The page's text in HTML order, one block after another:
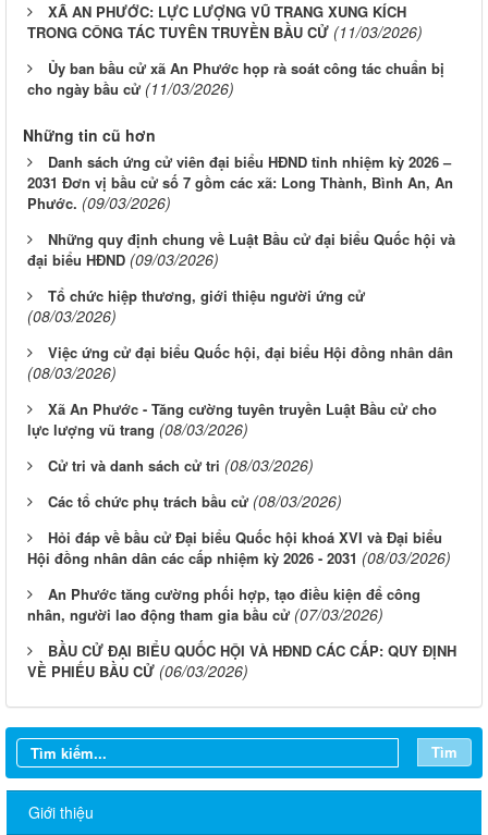
XÃ AN PHƯỚC: LỰC LƯỢNG VŨ TRANG XUNG KÍCH
TRONG CÔNG TÁC TUYÊN TRUYỀN BẦU CỬ (11/03/2026)
Ủy ban bầu cử xã An Phước họp rà soát công tác chuẩn bị
cho ngày bầu cử (11/03/2026)
Những tin cũ hơn
Danh sách ứng cử viên đại biểu HĐND tỉnh nhiệm kỳ 2026 –
2031 Đơn vị bầu cử số 7 gồm các xã: Long Thành, Bình An, An
Phước. (09/03/2026)
Những quy định chung về Luật Bầu cử đại biểu Quốc hội và
đại biểu HĐND (09/03/2026)
Tổ chức hiệp thương, giới thiệu người ứng cử
(08/03/2026)
Việc ứng cử đại biểu Quốc hội, đại biểu Hội đồng nhân dân
(08/03/2026)
Xã An Phước - Tăng cường tuyên truyền Luật Bầu cử cho
lực lượng vũ trang (08/03/2026)
Cử tri và danh sách cử tri (08/03/2026)
Các tổ chức phụ trách bầu cử (08/03/2026)
Hỏi đáp về bầu cử Đại biểu Quốc hội khoá XVI và Đại biểu
Hội đồng nhân dân các cấp nhiệm kỳ 2026 - 2031 (08/03/2026)
An Phước tăng cường phối hợp, tạo điều kiện để công
nhân, người lao động tham gia bầu cử (07/03/2026)
BẦU CỬ ĐẠI BIỂU QUỐC HỘI VÀ HĐND CÁC CẤP: QUY ĐỊNH
VỀ PHIẾU BẦU CỬ (06/03/2026)
Tìm
Giới thiệu